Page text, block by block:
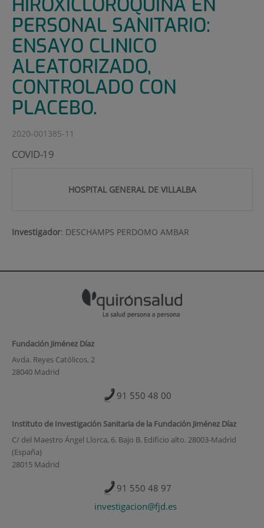
PERSONAL SANITARIO:
ENSAYO CLINICO
ALEATORIZADO,
CONTROLADO CON
PLACEBO.
2020-001385-11
COVID-19
HOSPITAL GENERAL DE VILLALBA
Investigador: DESCHAMPS PERDOMO AMBAR
Fundación Jiménez Díaz
Avda. Reyes Católicos, 2
28040 Madrid
91 550 48 00
Instituto de Investigación Sanitaria de la Fundación Jiménez Díaz
C/ del Maestro Ángel Llorca, 6. Bajo B. Edificio alto. 28003-Madrid
(España)
28015 Madrid
91 550 48 97
investigacion@fjd.es